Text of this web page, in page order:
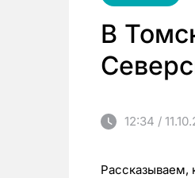
В
12:34 /
Рассказываем,